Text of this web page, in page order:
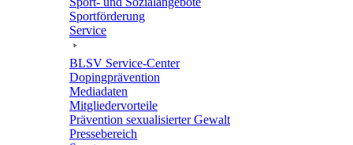
Sport­för­de­rung
Service
BLSV Service-Center
Doping­prä­ven­tion
Media­da­ten
Mitglie­der­vor­teile
Präven­tion sexua­li­sier­ter Gewalt
Pres­se­be­reich